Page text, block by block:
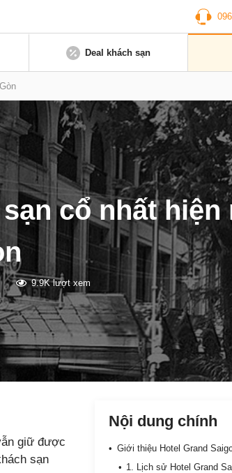
Deal khách sạn
cổ nhất hiện
9.9K lượt xem
giữ được
sạn
Nội dung chính
Giới thiệu Hotel Grand
1. Lịch sử Hotel Grand